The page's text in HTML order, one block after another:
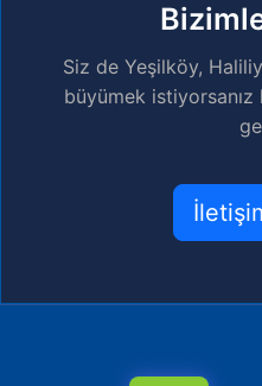
Siz de Yeşilköy,
büyümek